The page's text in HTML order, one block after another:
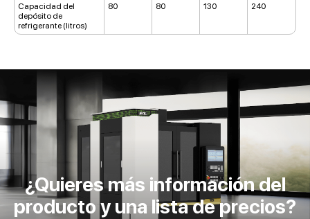
Capacidad del
depósito de
refrigerante (litros)
80 80 130 240
¿Quieres más información del
producto y una lista de precios?